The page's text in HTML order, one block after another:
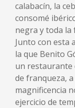
calabacín, la
consomé
negra y toda la
Junto con esta
la que Benito
un restaurante
de franqueza,
magnificencia
ejercicio de